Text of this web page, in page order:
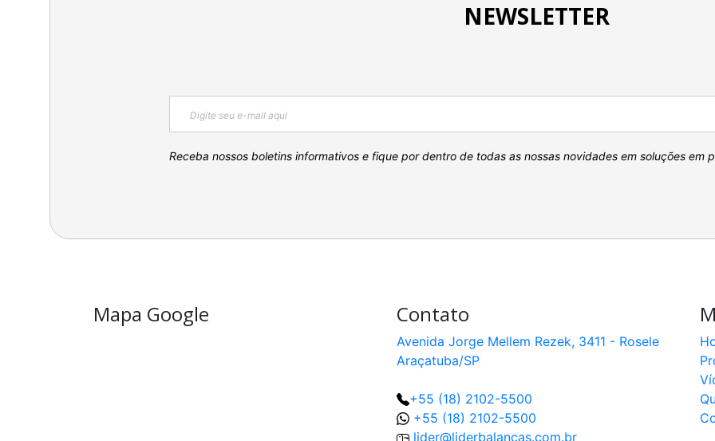
NEWSLETTER
Receba nossos boletins informativos e fique por dentro de todas as nossas novidades em soluções em
Mapa Google Contato
Avenida Jorge Mellem Rezek, 3411 - Rosele
Araçatuba/SP
+55 (18) 2102-5500
+55 (18) 2102-5500
lider@liderbalancas.com.br